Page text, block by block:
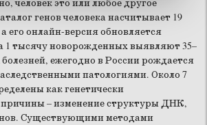
человек это или любое другое
генов человека насчитывает 19
его онлайн-версия обновляется
тысячу новорожденных выявляют 35–
ежегодно в России рождается
патологиями. Около 7
как генетически
причины – изменение структуры ДНК,
Существующими методами